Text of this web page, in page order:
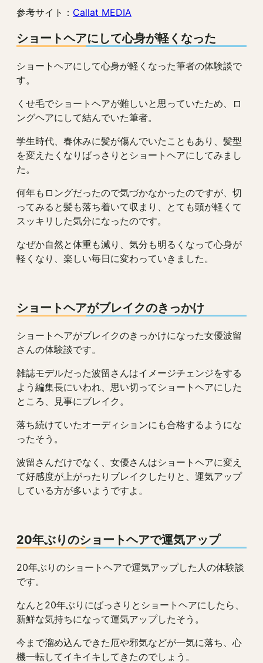
参考サイト： Callat MEDIA
ショートヘアにして心身が軽くなった
ショートヘアにして心身が軽くなった筆者の体験談で
す。
くせ毛でショートヘアが難しいと思っていたため、ロ
ングヘアにして結んでいた筆者。
学生時代、春休みに髪が傷んでいたこともあり、髪型
を変えたくなりばっさりとショートヘアにしてみまし
た。
何年もロングだったので気づかなかったのですが、切
ってみると髪も落ち着いて収まり、とても頭が軽くて
スッキリした気分になったのです。
なぜか自然と体重も減り、気分も明るくなって心身が
軽くなり、楽しい毎日に変わっていきました。
ショートヘアがブレイクのきっかけ
ショートヘアがブレイクのきっかけになった女優波留
さんの体験談です。
雑誌モデルだった波留さんはイメージチェンジをする
よう編集長にいわれ、思い切ってショートヘアにした
ところ、見事にブレイク。
落ち続けていたオーディションにも合格するようにな
ったそう。
波留さんだけでなく、女優さんはショートヘアに変え
て好感度が上がったりブレイクしたりと、運気アップ
している方が多いようですよ。
20年ぶりのショートヘアで運気アップ
20年ぶりのショートヘアで運気アップした人の体験談
です。
なんと20年ぶりにばっさりとショートヘアにしたら、
新鮮な気持ちになって運気アップしたそう。
今まで溜め込んできた厄や邪気などが一気に落ち、心
機一転してイキイキしてきたのでしょう。